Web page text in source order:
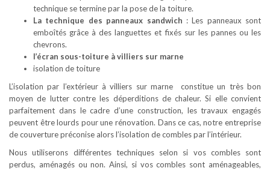
technique se termine par la pose de la toiture.
La technique des panneaux sandwich : Les panneaux sont
emboîtés grâce à des languettes et fixés sur les pannes ou les
chevrons.
l’écran sous-toiture à villiers sur marne
isolation de toiture
L’isolation par l’extérieur à villiers sur marne constitue un très bon
moyen de lutter contre les déperditions de chaleur. Si elle convient
parfaitement dans le cadre d’une construction, les travaux engagés
peuvent être lourds pour une rénovation. Dans ce cas, notre entreprise
de couverture préconise alors l’isolation de combles par l’intérieur.
Nous utiliserons différentes techniques selon si vos combles sont
perdus, aménagés ou non. Ainsi, si vos combles sont aménageables,